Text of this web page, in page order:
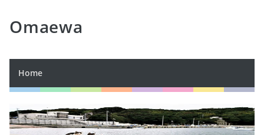
Omaewa
Home